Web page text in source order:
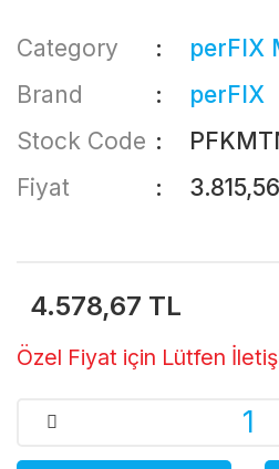
Category
perFIX
Brand
perFIX
Stock Code
Fiyat
4.578,67 TL
Özel Fiyat için Lütfen